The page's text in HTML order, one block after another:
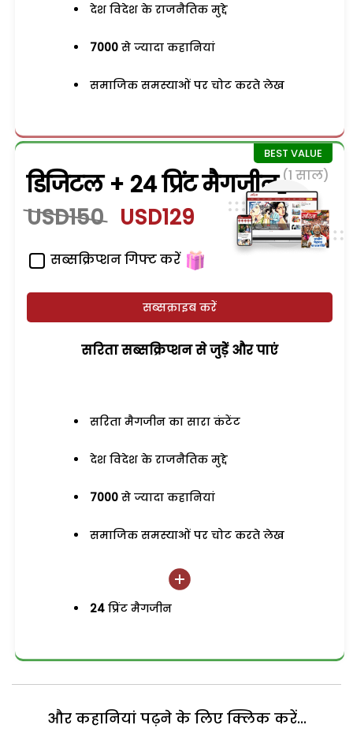
देश विदेश के राजनैतिक मुद्दे
7000 से ज्यादा कहानियां
समाजिक समस्याओं पर चोट करते लेख
डिजिटल + 24 प्रिंट मैगजीन (1 साल)
USD150 USD129
सब्सक्रिप्शन गिफ्ट करें
सब्सक्राइब करें
सरिता सब्सक्रिप्शन से जुड़ेें और पाएं
सरिता मैगजीन का सारा कंटेंट
देश विदेश के राजनैतिक मुद्दे
7000 से ज्यादा कहानियां
समाजिक समस्याओं पर चोट करते लेख
24 प्रिंट मैगजीन
और कहानियां पढ़ने के लिए क्लिक करें...